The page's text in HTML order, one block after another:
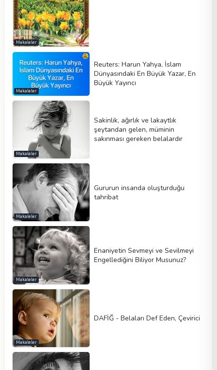
Makaleler
Makaleler
Reuters: Harun Yahya, İslam
Dünyasındaki En Büyük Yazar, En
Büyük Yayıncı
Makaleler
Sakinlik, ağırlık ve lakaytlık
şeytandan gelen, müminin
sakınması gereken belalardır
Makaleler
Gururun insanda oluşturduğu
tahribat
Makaleler
Enaniyetin Sevmeyi ve Sevilmeyi
Engellediğini Biliyor Musunuz?
Makaleler
DAFİĞ - Belaları Def Eden, Çevirici